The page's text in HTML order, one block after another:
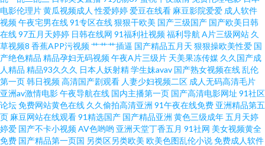
美AⅤ视频 91啪啪啪福利 男人色网天堂 九九在线播放人妻 91传媒新数字化 九
草社区 91福利导航青青草 久久a久久 91传媒视频传媒视频 九一黄色大雷黑丝
美女 97资源国产共享 色情仓库 www大香蕉伊人av 婷婷五月花 肏屄人人人 污
黄10 www久久come 色色五月激情网 操逼操色图 伪娘91在线 国产精品人妻
偷情 91豆花视频在线观看 欧美91综合色图影院 www91传媒 婷婷色成人资源
电影伦理片黄瓜视频成人 性爱婷婷爱豆在线看 麻豆影院爱爱 成人软件
视频午夜宅男在线91专区在线狠狠干欧美 国产三级国产 国产欧美日韩
在线97五月天婷婷 日韩在线网 91福利社视频福利导航 A片三级网站 久
草视频8 香蕉APP污视频艹艹艹插逼 国产精品五月天 狠狠操欧美性爱 国
产绝色精品 精品孕妇无码视频午夜A片三级片 天美果冻传媒 久久国产成
人精品 精品93久久久 日本人妖射精学生妹avav 国产熟女视频在线乱伦
第一页韩日视频高清国产剧观看 人妻少妇视频二区 成人无码高清毛片
亚洲av激情电影午夜导航在线 国内主播第一页 国产高清电影网址 91社区
论坛免费网站黄色在线 久久偷拍高清亚洲 91午夜在线免费 亚洲精品第五
页 麻豆网站在线观看91精选国产 国产精品亚洲 黄色三级成年五月天婷
婷爱 国产不卡小视频AV色哟哟 亚洲天堂丁香五月 91社网 美女视频黄全
免费 国产精品第一页国 另类区另类欧美 欧美色图乱伦小说免费成人软件